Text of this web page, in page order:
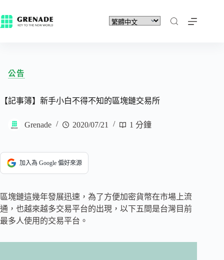
公告
【記事簿】新手小白不得不知的區塊鏈交易所
Grenade 2020/07/21 1 分鐘
加入為 Google 偏好來源
區塊鏈這幾年發展迅速，為了方便加密貨幣在市場上流
通，也越來越多交易平台的出現，以下五間是台灣目前
最多人使用的交易平台。